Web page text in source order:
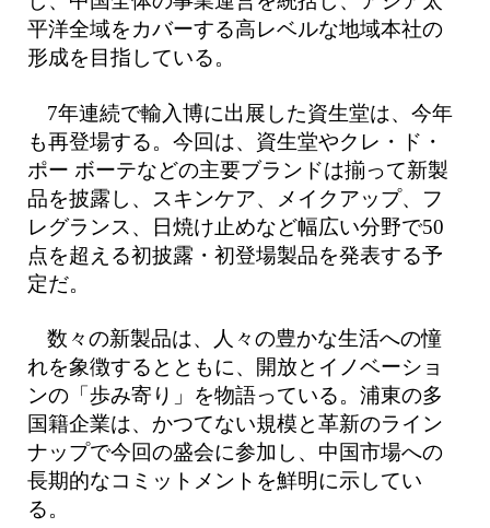
平洋全域をカバーする高レベルな地域本社の
形成を目指している。
7年連続で輸入博に出展した資生堂は、今年
も再登場する。今回は、資生堂やクレ・ド・
ポー ボーテなどの主要ブランドは揃って新製
品を披露し、スキンケア、メイクアップ、フ
レグランス、日焼け止めなど幅広い分野で50
点を超える初披露・初登場製品を発表する予
定だ。
数々の新製品は、人々の豊かな生活への憧
れを象徴するとともに、開放とイノベーショ
ンの「歩み寄り」を物語っている。浦東の多
国籍企業は、かつてない規模と革新のライン
ナップで今回の盛会に参加し、中国市場への
長期的なコミットメントを鮮明に示してい
る。